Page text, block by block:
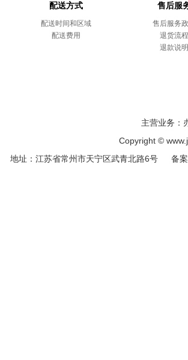
配送方式
配送时间和区域
配送费用
售后服
售后服务
退货流程
退款说明
主营业务：
Copyright ©
地址：江苏省常州市天宁区武青北路6号 备